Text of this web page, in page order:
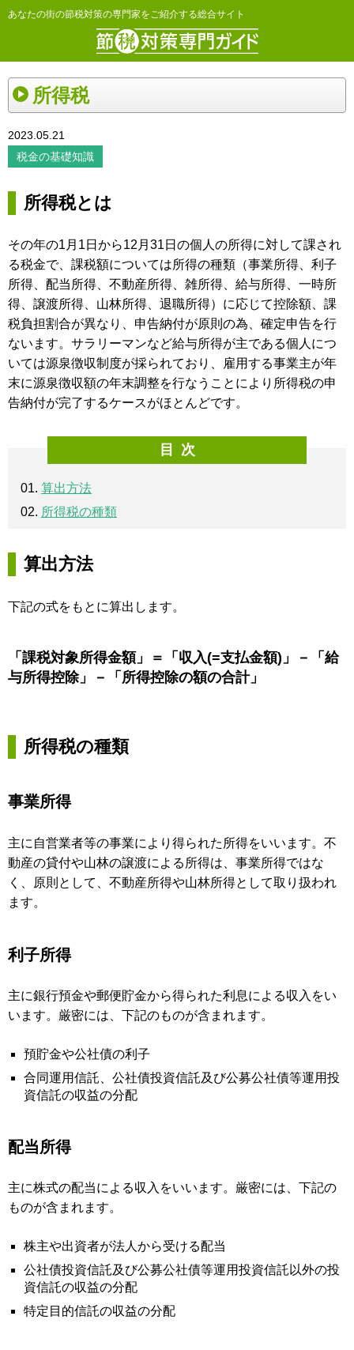
あなたの街の節税対策の専門家をご紹介する総合サイト
所得税
2023.05.21
税金の基礎知識
所得税とは
その年の1月1日から12月31日の個人の所得に対して課され
る税金で、課税額については所得の種類（事業所得、利子
所得、配当所得、不動産所得、雑所得、給与所得、一時所
得、譲渡所得、山林所得、退職所得）に応じて控除額、課
税負担割合が異なり、申告納付が原則の為、確定申告を行
ないます。サラリーマンなど給与所得が主である個人につ
いては源泉徴収制度が採られており、雇用する事業主が年
末に源泉徴収額の年末調整を行なうことにより所得税の申
告納付が完了するケースがほとんどです。
目次
算出方法
所得税の種類
算出方法
下記の式をもとに算出します。
「課税対象所得金額」＝「収入(=支払金額)」－「給
与所得控除」－「所得控除の額の合計」
所得税の種類
事業所得
主に自営業者等の事業により得られた所得をいいます。不
動産の貸付や山林の譲渡による所得は、事業所得ではな
く、原則として、不動産所得や山林所得として取り扱われ
ます。
利子所得
主に銀行預金や郵便貯金から得られた利息による収入をい
います。厳密には、下記のものが含まれます。
預貯金や公社債の利子
合同運用信託、公社債投資信託及び公募公社債等運用投
資信託の収益の分配
配当所得
主に株式の配当による収入をいいます。厳密には、下記の
ものが含まれます。
株主や出資者が法人から受ける配当
公社債投資信託及び公募公社債等運用投資信託以外の投
資信託の収益の分配
特定目的信託の収益の分配